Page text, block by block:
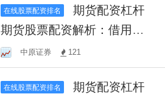
在线股票配资排名
期货配资杠杆
期货股票配资解析：借用资
金放大投资本金的金融操作
方式
中原证券 121
在线股票配资排名
期货配资杠杆